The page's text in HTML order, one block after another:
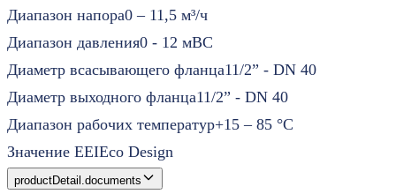
Диапазон напора0 – 11,5 м³/ч
Диапазон давления0 - 12 мВС
Диаметр всасывающего фланца11/2” - DN 40
Диаметр выходного фланца11/2” - DN 40
Диапазон рабочих температур+15 – 85 °C
Значение EEIEco Design
productDetail.documents